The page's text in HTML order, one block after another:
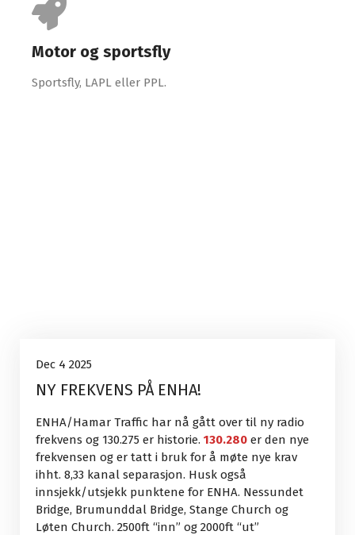
Motor og sportsfly
Sportsfly, LAPL eller PPL.
4
Dec, 2025
Dec 4 2025
NY FREKVENS PÅ ENHA!
ENHA/Hamar Traffic har nå gått over til ny radio
frekvens og 130.275 er historie. 130.280 er den nye
frekvensen og er tatt i bruk for å møte nye krav
ihht. 8,33 kanal separasjon. Husk også
innsjekk/utsjekk punktene for ENHA. Nessundet
Bridge, Brumunddal Bridge, Stange Church og
Løten Church. 2500ft “inn” og 2000ft “ut”